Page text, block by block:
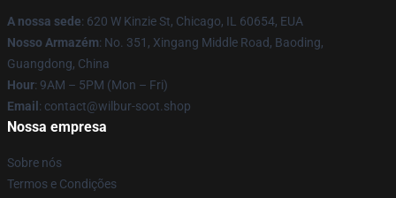
A nossa sede: 620 W Kinzie St, Chicago, IL 60654, EUA
Nosso Armazém: No. 351, Xingang Middle Road, Baoding,
Guangdong, China
Hour: 9AM – 5PM (Mon – Fri)
Email : contact@wilbur-soot.shop
Nossa empresa
Sobre nós
Termos e Condições